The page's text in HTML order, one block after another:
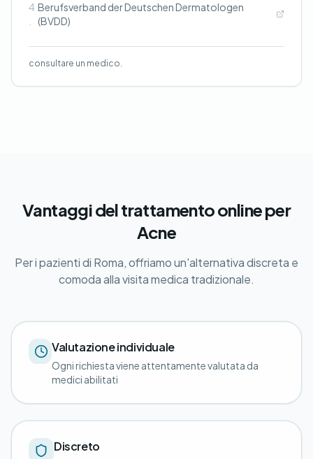
4 Berufsverband der Deutschen Dermatologen
(BVDD)
consultare un medico.
Vantaggi del trattamento online per
Acne
Per i pazienti di Roma, offriamo un'alternativa discreta e
comoda alla visita medica tradizionale.
Valutazione individuale
Ogni richiesta viene attentamente valutata da
medici abilitati
Discreto